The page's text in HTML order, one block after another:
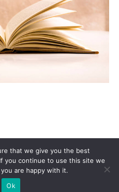
Kiadványaink
Médiaajánlat
ÁSZF
Alapítvány
Kapcsolat
2020
that we give you the best
you continue to use this site we
are happy with it.
Ok